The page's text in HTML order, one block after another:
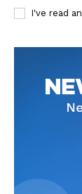
I've read